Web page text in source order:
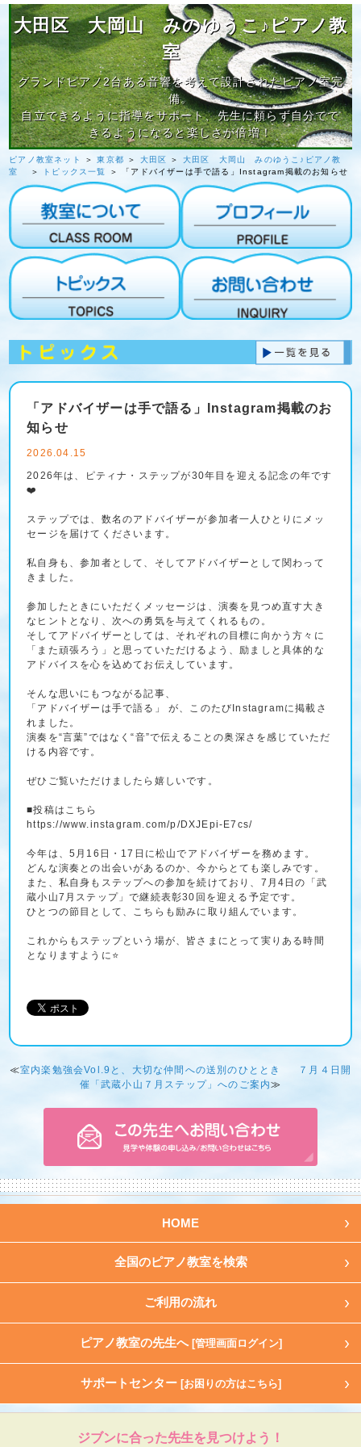
大田区 大岡山 みのゆうこ♪ピアノ教
室
グランドピアノ2台ある音響を考えて設計されたピアノ室完
備。
自立できるように指導をサポート、先生に頼らず自分でで
きるようになると楽しさが倍増！
ピアノ教室ネット ＞東京都 ＞ 大田区 ＞ 大田区 大岡山 みのゆうこ♪ピアノ教
室
＞ トピックス一覧 ＞ 「アドバイザーは手で語る」Instagram掲載のお知らせ
「アドバイザーは手で語る」Instagram掲載のお
知らせ
2026.04.15
2026年は、ピティナ・ステップが30年目を迎える記念の年です
❤️
ステップでは、数名のアドバイザーが参加者一人ひとりにメッ
セージを届けてくださいます。
私自身も、参加者として、そしてアドバイザーとして関わって
きました。
参加したときにいただくメッセージは、演奏を見つめ直す大き
なヒントとなり、次への勇気を与えてくれるもの。
そしてアドバイザーとしては、それぞれの目標に向かう方々に
「また頑張ろう」と思っていただけるよう、励ましと具体的な
アドバイスを心を込めてお伝えしています。
そんな思いにもつながる記事、
「アドバイザーは手で語る」 が、このたびInstagramに掲載さ
れました。
演奏を“言葉”ではなく“音”で伝えることの奥深さを感じていただ
ける内容です。
ぜひご覧いただけましたら嬉しいです。
■投稿はこちら
https://www.instagram.com/p/DXJEpi-E7cs/
今年は、5月16日・17日に松山でアドバイザーを務めます。
どんな演奏との出会いがあるのか、今からとても楽しみです。
また、私自身もステップへの参加を続けており、7月4日の「武
蔵小山7月ステップ」で継続表彰30回を迎える予定です。
ひとつの節目として、こちらも励みに取り組んでいます。
これからもステップという場が、皆さまにとって実りある時間
となりますように⭐️
≪室内楽勉強会Vol.9と、大切な仲間への送別のひととき
７月４日開
催「武蔵小山７月ステップ」へのご案内≫
HOME
全国のピアノ教室を検索
ご利用の流れ
ピアノ教室の先生へ [管理画面ログイン]
サポートセンター [お困りの方はこちら]
ジブンに合った先生を見つけよう！